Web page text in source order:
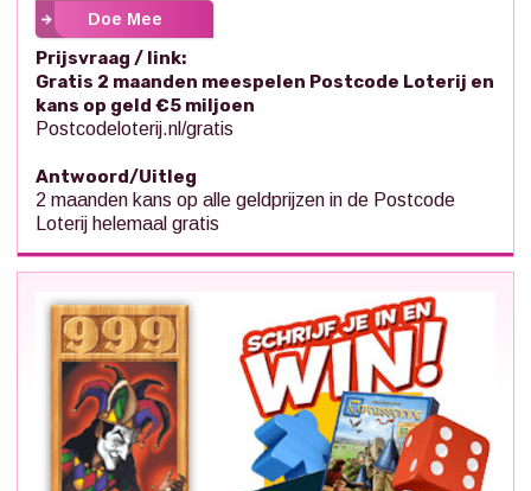
Doe Mee
Prijsvraag / link:
Gratis 2 maanden meespelen Postcode Loterij en
kans op geld €5 miljoen
Postcodeloterij.nl/gratis
Antwoord/Uitleg
2 maanden kans op alle geldprijzen in de Postcode
Loterij helemaal gratis